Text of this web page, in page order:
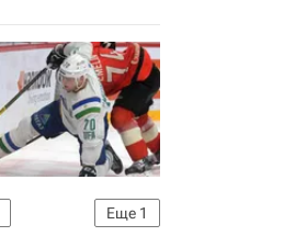
Еще 1